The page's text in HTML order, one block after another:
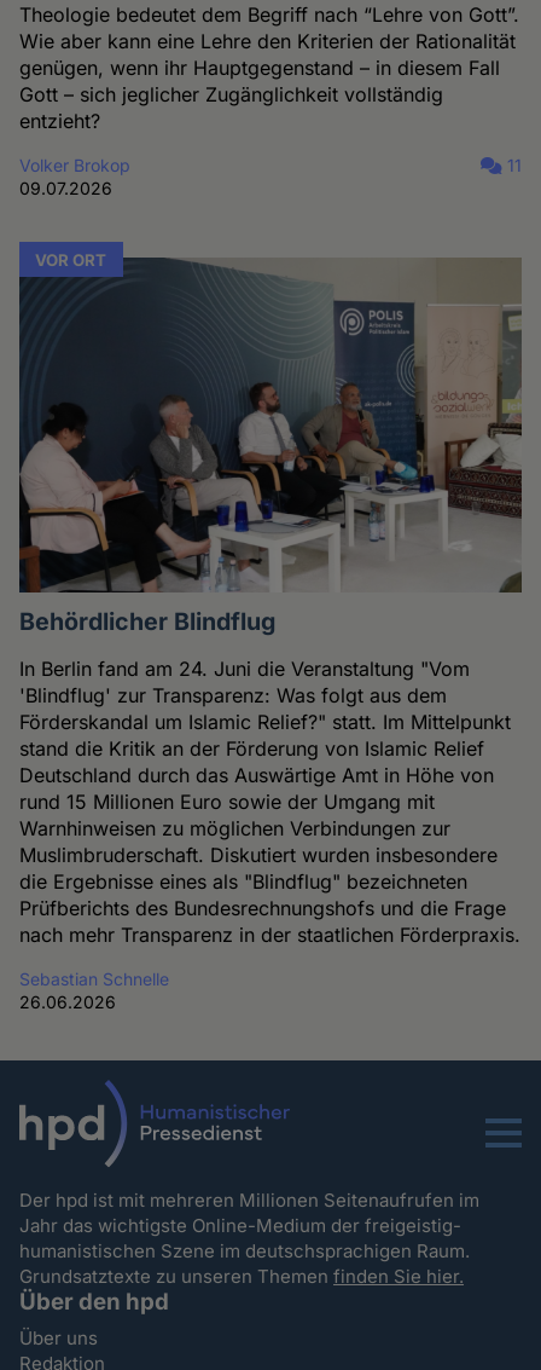
Theologie bedeutet dem Begriff nach “Lehre von Gott”.
Wie aber kann eine Lehre den Kriterien der Rationalität
genügen, wenn ihr Hauptgegenstand – in diesem Fall
Gott – sich jeglicher Zugänglichkeit vollständig
entzieht?
Volker Brokop
09.07.2026
11
VOR ORT
Behördlicher Blindflug
In Berlin fand am 24. Juni die Veranstaltung "Vom
'Blindflug' zur Transparenz: Was folgt aus dem
Förderskandal um Islamic Relief?" statt. Im Mittelpunkt
stand die Kritik an der Förderung von Islamic Relief
Deutschland durch das Auswärtige Amt in Höhe von
rund 15 Millionen Euro sowie der Umgang mit
Warnhinweisen zu möglichen Verbindungen zur
Muslimbruderschaft. Diskutiert wurden insbesondere
die Ergebnisse eines als "Blindflug" bezeichneten
Prüfberichts des Bundesrechnungshofs und die Frage
nach mehr Transparenz in der staatlichen Förderpraxis.
Sebastian Schnelle
26.06.2026
Menu
Der hpd ist mit mehreren Millionen Seitenaufrufen im
Jahr das wichtigste Online-Medium der freigeistig-
humanistischen Szene im deutschsprachigen Raum.
Grundsatztexte zu unseren Themenfinden Sie hier.
Über den hpd
Über uns
Redaktion